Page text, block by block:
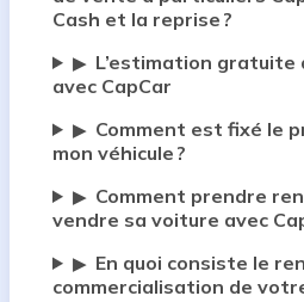
Cash et la reprise ?
▶ L’estimation gratuite
avec CapCar
▶ Comment est fixé le
mon véhicule ?
▶ Comment prendre
vendre sa voiture avec
▶ En quoi consiste le
commercialisation de